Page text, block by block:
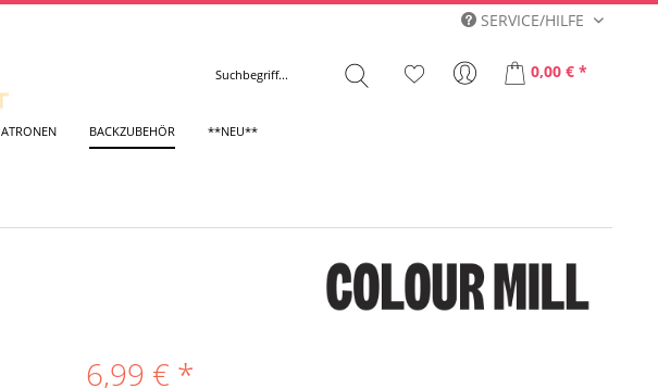
SERVICE/HILFE
0,00 € *
BACKZUBEHÖR **NEU**
6,99 € *